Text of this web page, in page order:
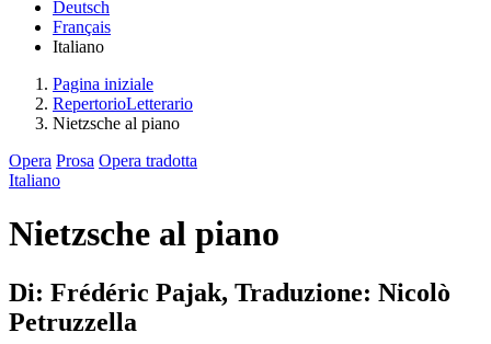
Deutsch
Français
Italiano
Pagina iniziale
RepertorioLetterario
Nietzsche al piano
Opera Prosa Opera tradotta
Italiano
Nietzsche al piano
Di: Frédéric Pajak, Traduzione: Nicolò
Petruzzella